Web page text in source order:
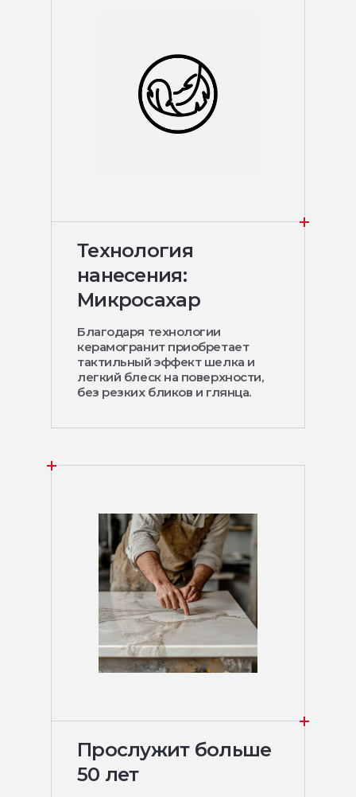
Технология
нанесения:
Микросахар
Благодаря технологии
керамогранит приобретает
тактильный эффект шелка и
легкий блеск на поверхности,
без резких бликов и глянца.
Прослужит больше
50 лет